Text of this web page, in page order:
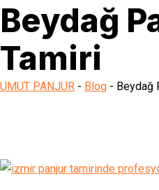
Beydağ
Tamiri
UMUT PANJUR - Blog - Beydağ